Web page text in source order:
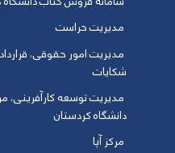
مدیریت حراست
مدیریت امور حقوقی،
شکایات
مدیریت توسعه کارآفرینی،
دانشگاه کردستان
مرکز آپا